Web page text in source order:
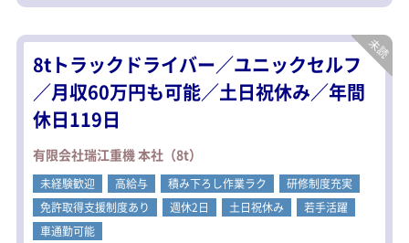
配送エリア：関東一都三県（東京都・
千葉県がメイン）、群馬県など★長距
離なし
荷物：重機・フォークリフト・高所作
業車・発電機など
件数：1日4～6件程度
積み降ろし：セルフ、クレーン、手積
み手降ろしほぼなし
＜一日の流れ＞
▼前日に配車係が車庫に来る時間をお
知らせ
▼車庫か本社に行く
8tトラックドライバー／ユニックセルフ
／月収60万円も可能／土日祝休み／年間
休日119日
有限会社瑞江重機 本社（8t）
未経験歓迎 高給与 積み下ろし作業ラク
研修制度充実
免許取得支援制度あり
週休2日 土日祝休み
若手活躍
車通勤可能